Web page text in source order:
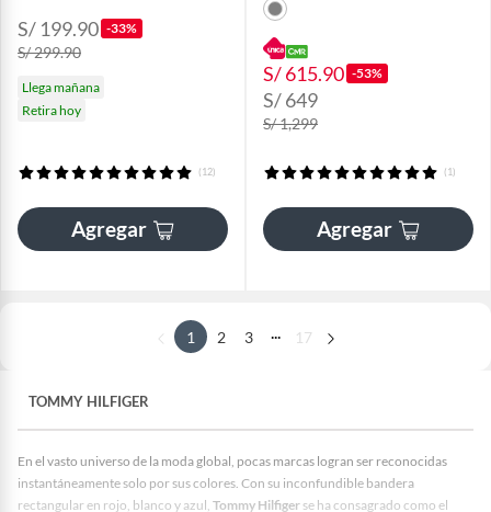
S/ 199.90 -33%
S/ 299.90
Llega mañana
Retira hoy
(12)
Agregar
S/ 615.90 -53%
S/ 649
S/ 1,299
(1)
Agregar
1 2 3 17
TOMMY HILFIGER
En el vasto universo de la moda global, pocas marcas logran ser reconocidas
instantáneamente solo por sus colores. Con su inconfundible bandera
rectangular en rojo, blanco y azul, Tommy Hilfiger se ha consagrado como el